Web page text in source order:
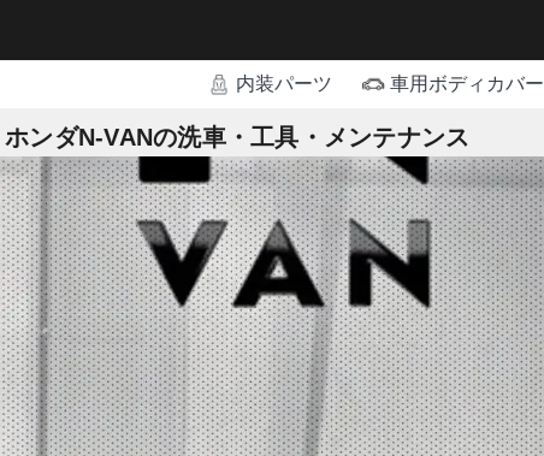
内装パーツ 車用ボディカバー
ホンダN-VANの洗車・工具・メンテナンス